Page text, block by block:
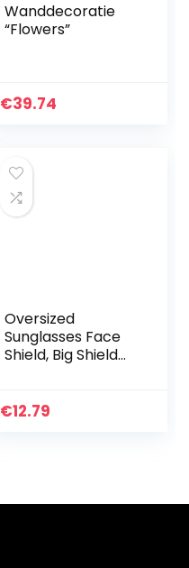
Wanddecoratie
“Flowers”
€39.74
Oversized
Sunglasses Face
Shield, Big Shield
Glasses,
€12.79